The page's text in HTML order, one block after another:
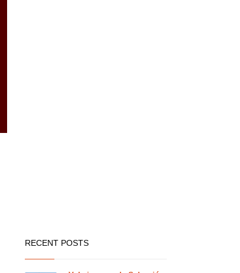
RECENT POSTS